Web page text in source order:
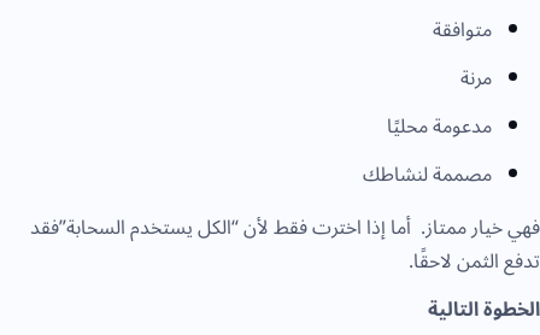
متوافقة
مرنة
مدعومة محليًا
مصممة لنشاطك
خيار ممتاز. أما إذا اخترت فقط لأن “الكل يستخدم السحابة”فقد
الثمن لاحقًا.
التالية